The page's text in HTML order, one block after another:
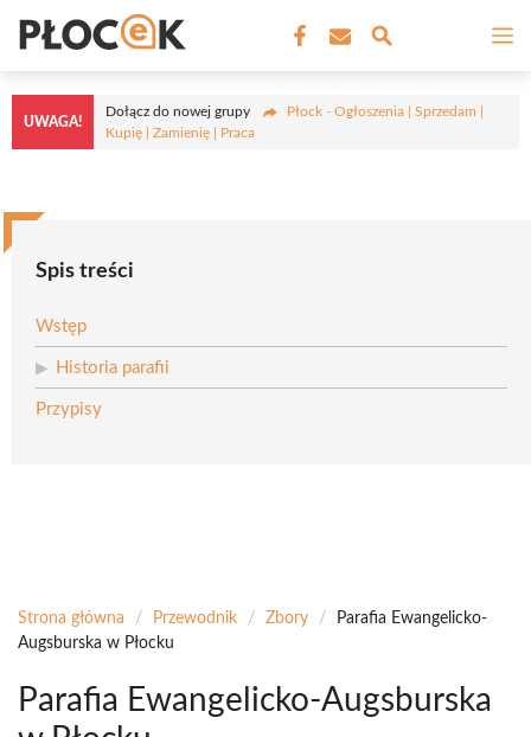
treści
UWAGA!
Dołącz do nowej grupy
Płock - Ogłoszenia | Sprzedam |
Kupię | Zamienię | Praca
Spis treści
Wstęp
Historia parafii
Przypisy
Strona główna / Przewodnik / Zbory /
Parafia Ewangelicko-
Augsburska w Płocku
Parafia Ewangelicko-Augsburska